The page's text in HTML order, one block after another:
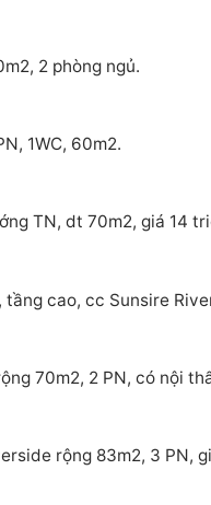
2 phòng ngủ.
1WC, 60m2.
TN, dt 70m2, giá 14
cao, cc Sunsire
70m2, 2 PN, có nội
rộng 83m2, 3 PN,